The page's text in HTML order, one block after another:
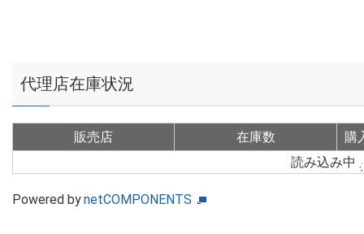
代理店在庫状況
販売店 在庫数
購
読み込み中
Powered bynetCOMPONENTS